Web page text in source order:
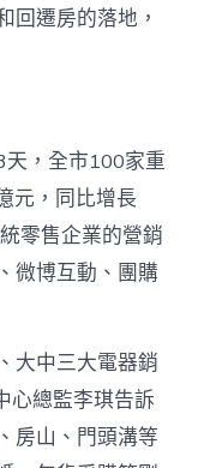
－
國
戶〉
中
回遷房的落地，
，全市100家重
元，同比增長
零售企業的營銷
微博互動、團購
大中三大電器銷
心總監李琪告訴
房山、門頭溝等